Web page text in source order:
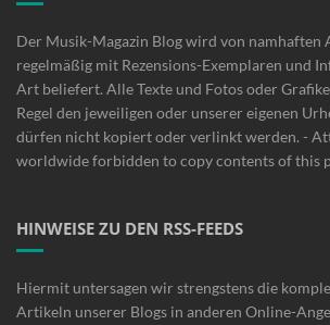
Der Musik-Magazin Blog wird von namhaften
regelmäßig mit Rezensions-Exemplaren und
Art beliefert. Alle Texte und Fotos oder
Regel den jeweiligen oder unserer eigenen
dürfen nicht kopiert oder verlinkt werden. -
worldwide forbidden to copy contents of this
HINWEISE ZU DEN RSS-FEEDS
Hiermit untersagen wir strengstens die
Artikeln unserer Blogs in anderen Online-